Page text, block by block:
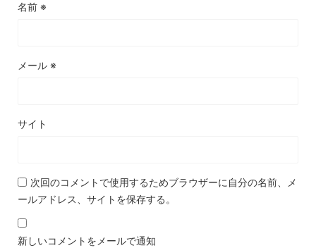
名前 ※
メール ※
サイト
次回のコメントで使用するためブラウザーに自分の名前、メ
ールアドレス、サイトを保存する。
新しいコメントをメールで通知